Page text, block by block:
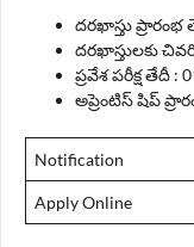
దరఖాస్తు ప్రారంభ
దరఖాస్తులకు
ప్రవేశ పరీక్ష తేదీ :
అప్రెంటిస్ షిప్
Notification
Apply Online